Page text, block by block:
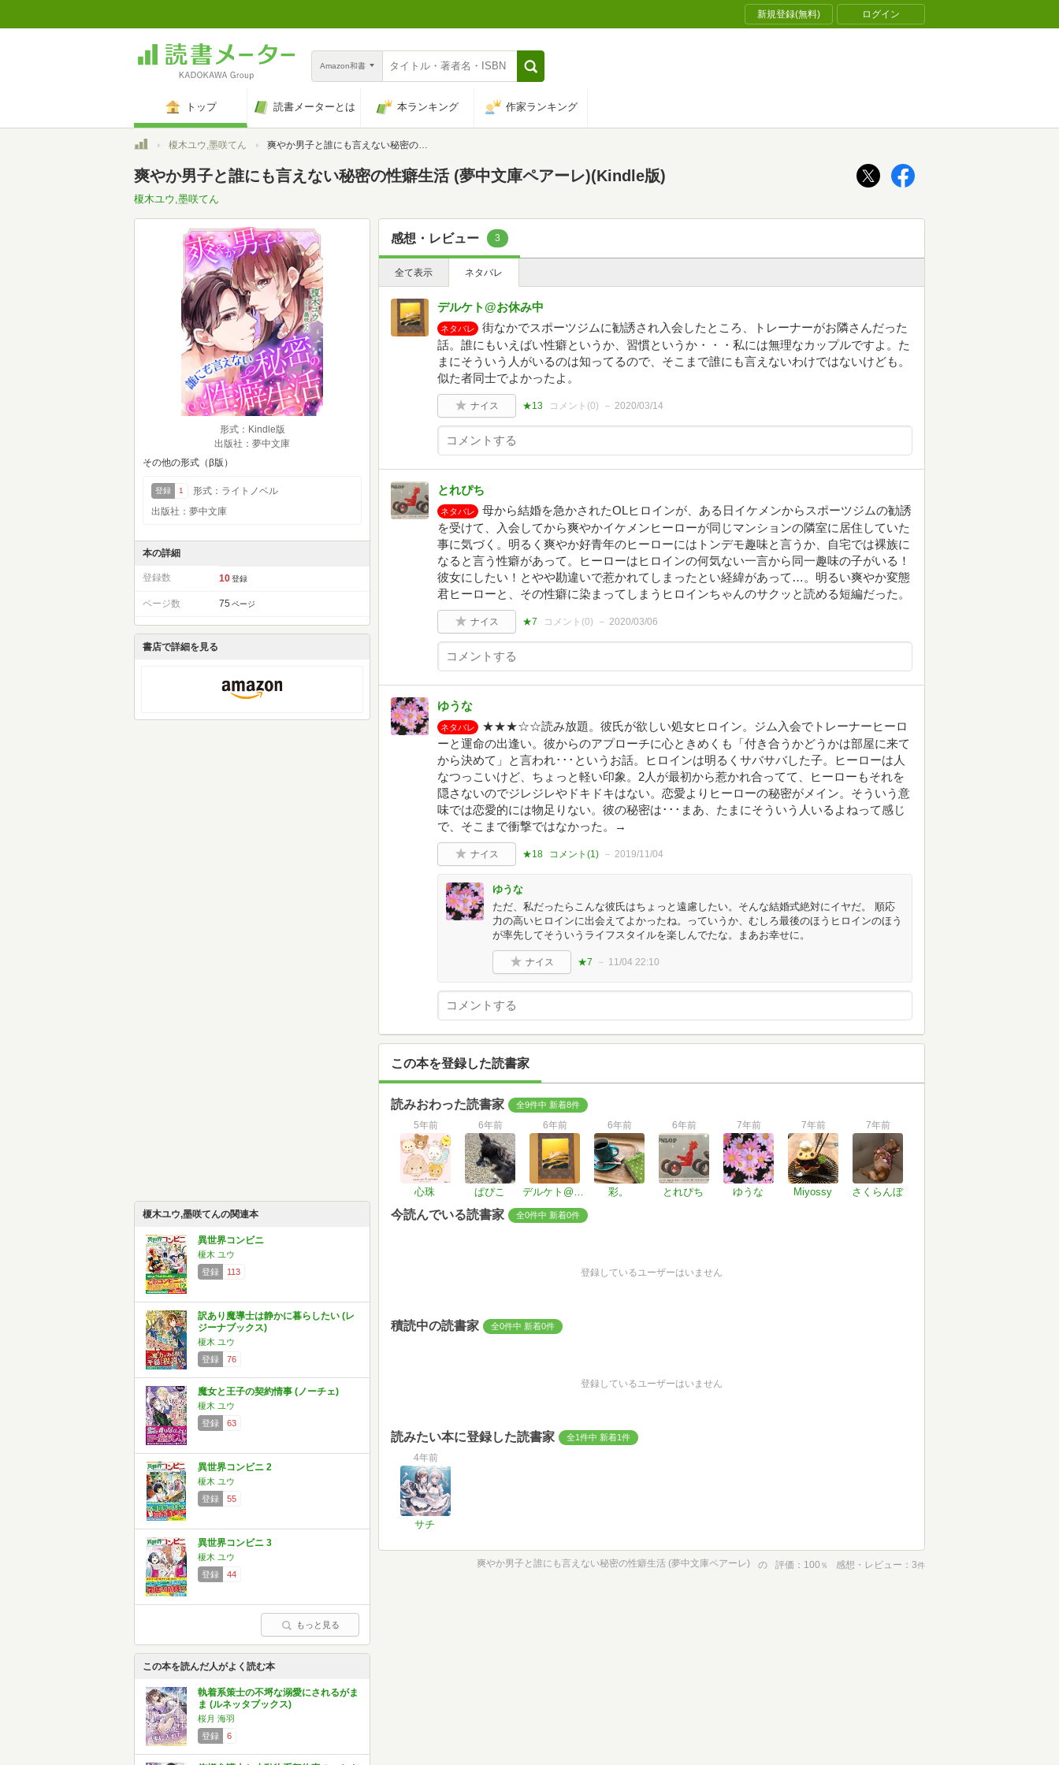
新規登録(無料) ログイン
Amazon和書
トップ 読書メーターとは 本ランキング 作家ランキング
トップ榎木ユウ,墨咲てん 爽やか男子と誰にも言えない秘密の性癖生活 (夢中文庫ペアーレ)
爽やか男子と誰にも言えない秘密の性癖生活 (夢中文庫ペアーレ)(Kindle版)
榎木ユウ,墨咲てん
形式：Kindle版
出版社：夢中文庫
その他の形式（β版）
登録 1
形式：ライトノベル
出版社：夢中文庫
本の詳細
登録数 10 登録
ページ数 75 ページ
書店で詳細を見る
榎木ユウ,墨咲てんの関連本
異世界コンビニ
榎木 ユウ
登録
113
訳あり魔導士は静かに暮らしたい (レ
ジーナブックス)
榎木 ユウ
登録
76
魔女と王子の契約情事 (ノーチェ)
榎木 ユウ
登録
63
異世界コンビニ 2
榎木 ユウ
登録
55
異世界コンビニ 3
榎木 ユウ
登録
44
もっと見る
この本を読んだ人がよく読む本
執着系策士の不埒な溺愛にされるがま
ま (ルネッタブックス)
桜月 海羽
登録
6
感想・レビュー 3
全て表示 ネタバレ
デルケト@お休み中
ネタバレ
街なかでスポーツジムに勧誘され入会したところ、トレーナーがお隣さんだった
話。誰にもいえばい性癖というか、習慣というか・・・私には無理なカップルですよ。た
まにそういう人がいるのは知ってるので、そこまで誰にも言えないわけではないけども。
似た者同士でよかったよ。
ナイス ★13 コメント(0) 2020/03/14
とれぴち
ネタバレ
母から結婚を急かされたOLヒロインが、ある日イケメンからスポーツジムの勧誘
を受けて、入会してから爽やかイケメンヒーローが同じマンションの隣室に居住していた
事に気づく。明るく爽やか好青年のヒーローにはトンデモ趣味と言うか、自宅では裸族に
なると言う性癖があって。ヒーローはヒロインの何気ない一言から同一趣味の子がいる！
彼女にしたい！とやや勘違いで惹かれてしまったとい経緯があって…。明るい爽やか変態
君ヒーローと、その性癖に染まってしまうヒロインちゃんのサクッと読める短編だった。
ナイス ★7 コメント(0) 2020/03/06
ゆうな
ネタバレ
★★★☆☆読み放題。彼氏が欲しい処女ヒロイン。ジム入会でトレーナーヒーロ
ーと運命の出逢い。彼からのアプローチに心ときめくも「付き合うかどうかは部屋に来て
から決めて」と言われ･･･というお話。ヒロインは明るくサバサバした子。ヒーローは人
なつっこいけど、ちょっと軽い印象。2人が最初から惹かれ合ってて、ヒーローもそれを
隠さないのでジレジレやドキドキはない。恋愛よりヒーローの秘密がメイン。そういう意
味では恋愛的には物足りない。彼の秘密は･･･まあ、たまにそういう人いるよねって感じ
で、そこまで衝撃ではなかった。→
ナイス ★18 コメント(1) 2019/11/04
ゆうな
ただ、私だったらこんな彼氏はちょっと遠慮したい。そんな結婚式絶対にイヤだ。 順応
力の高いヒロインに出会えてよかったね。っていうか、むしろ最後のほうヒロインのほう
が率先してそういうライフスタイルを楽しんでたな。まあお幸せに。
ナイス ★7 11/04 22:10
この本を登録した読書家
読みおわった読書家 全9件中 新着8件
5年前
心珠
6年前
ぱぴこ
6年前
デルケト@お休み中
6年前
彩。
6年前
とれぴち
7年前
ゆうな
7年前
Miyossy
7年前
さくらんぼ
今読んでいる読書家 全0件中 新着0件
登録しているユーザーはいません
積読中の読書家 全0件中 新着0件
登録しているユーザーはいません
読みたい本に登録した読書家 全1件中 新着1件
4年前
サチ
爽やか男子と誰にも言えない秘密の性癖生活 (夢中文庫ペアーレ) の 評価 100 ％ 感想・レビュー 3件